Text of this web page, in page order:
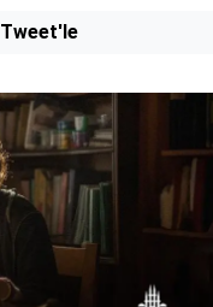
Tweet'le